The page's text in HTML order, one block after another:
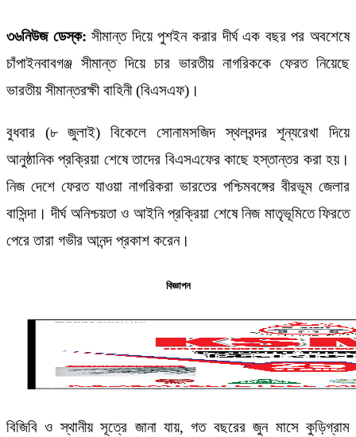
৩৬নিউজ ডেস্ক: সীমান্ত দিয়ে পুশইন করার দীর্ঘ এক বছর পর অবশেষে
চাঁপাইনবাবগঞ্জ সীমান্ত দিয়ে চার ভারতীয় নাগরিককে ফেরত নিয়েছে
ভারতীয় সীমান্তরক্ষী বাহিনী (বিএসএফ)।
বুধবার (৮ জুলাই) বিকেলে সোনামসজিদ স্থলবন্দর শূন্যরেখা দিয়ে
আনুষ্ঠানিক প্রক্রিয়া শেষে তাদের বিএসএফের কাছে হস্তান্তর করা হয়।
নিজ দেশে ফেরত যাওয়া নাগরিকরা ভারতের পশ্চিমবঙ্গের বীরভূম জেলার
বাসিন্দা। দীর্ঘ অনিশ্চয়তা ও আইনি প্রক্রিয়া শেষে নিজ মাতৃভূমিতে ফিরতে
পেরে তারা গভীর আনন্দ প্রকাশ করেন।
বিজ্ঞাপন
বিজিবি ও স্থানীয় সূত্রে জানা যায়, গত বছরের জুন মাসে কুড়িগ্রাম